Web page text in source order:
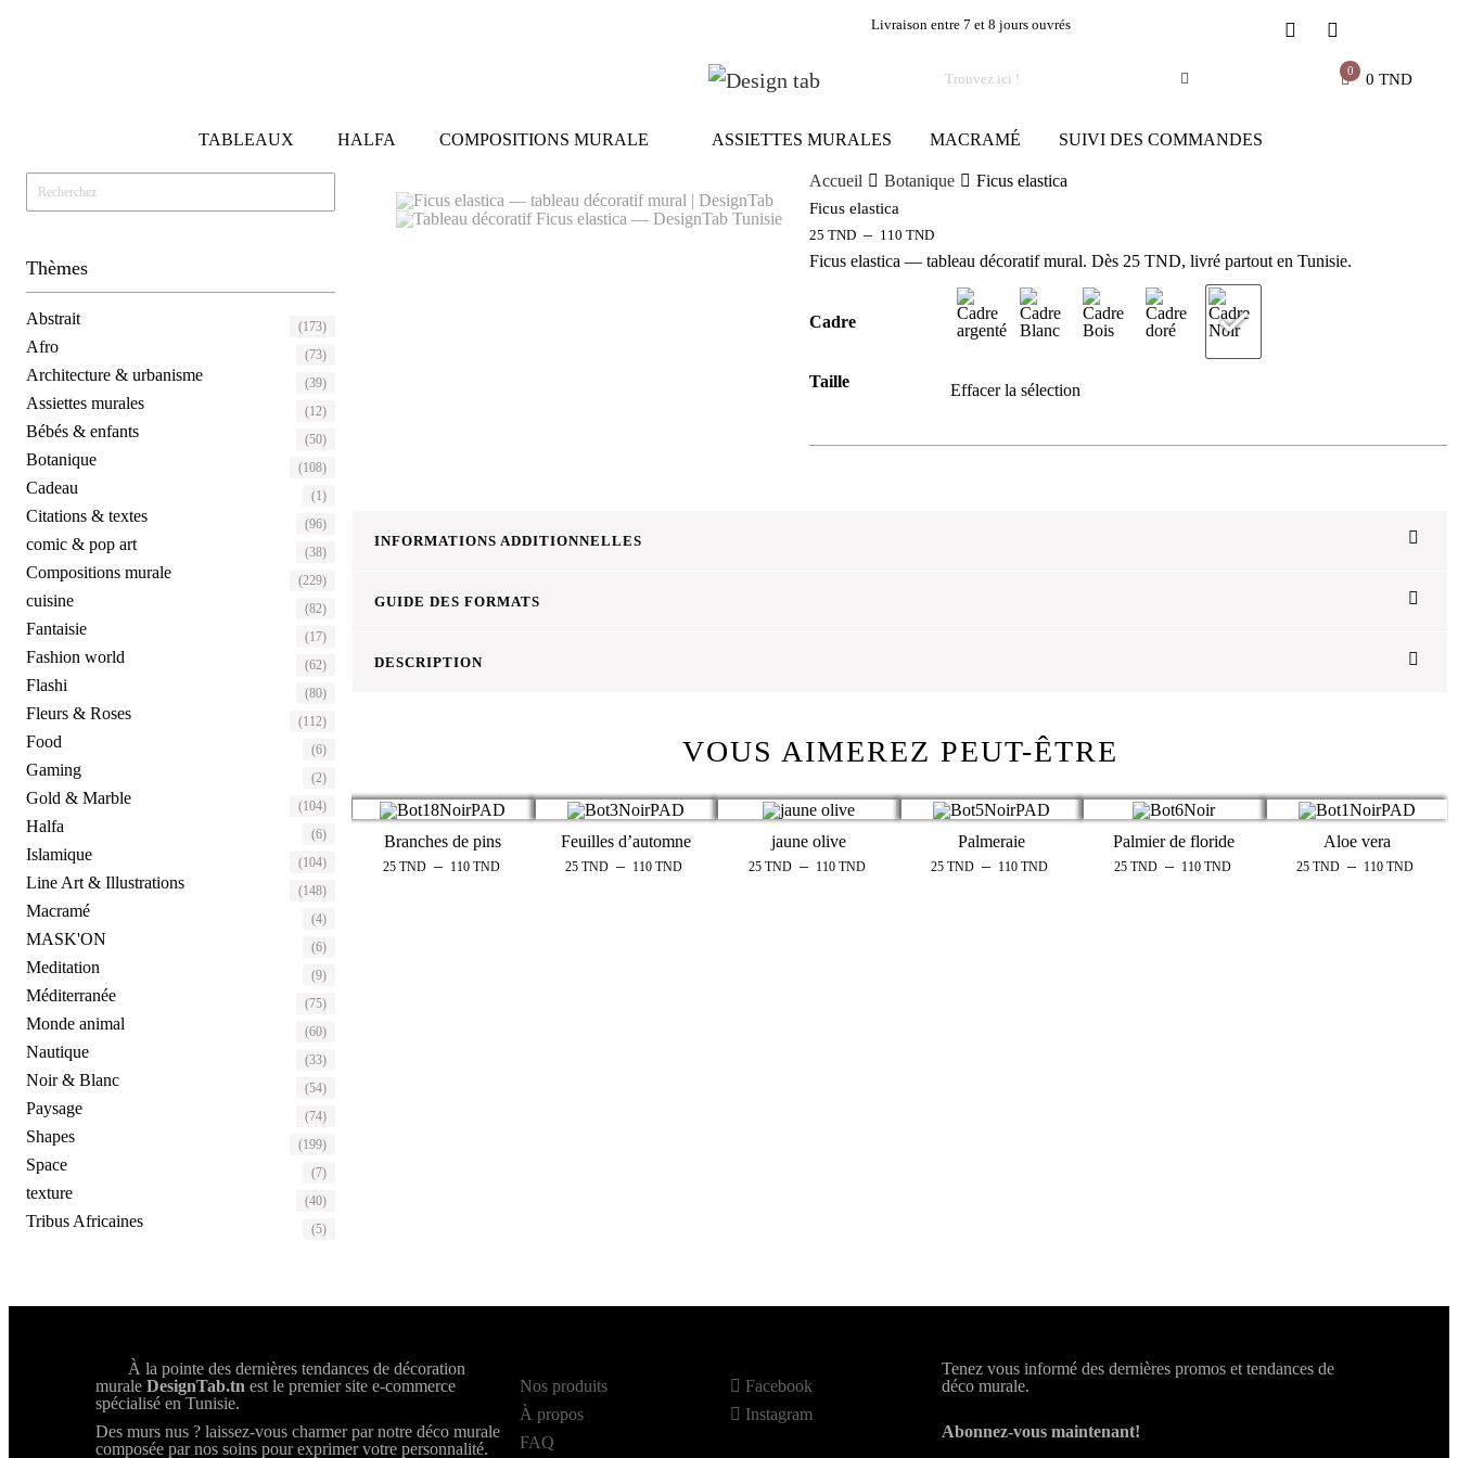
Livraison entre 7 et 8 jours ouvrés
0 0 TND
TABLEAUX HALFA COMPOSITIONS MURALE ASSIETTES MURALES MACRAMÉ SUIVI DES COMMANDES
Accueil Botanique Ficus elastica
Ficus elastica
25TND – 110TND
Ficus elastica — tableau décoratif mural. Dès 25 TND, livré partout en Tunisie.
Cadre
Taille Effacer la sélection
INFORMATIONS ADDITIONNELLES
GUIDE DES FORMATS
DESCRIPTION
VOUS AIMEREZ PEUT-ÊTRE
Branches de pins
25 TND – 110 TND
Feuilles d’automne
25TND – 110TND
jaune olive
25 TND – 110 TND
Palmeraie
25TND – 110TND
Palmier de floride
25 TND – 110 TND
Aloe vera
25TND – 110TND
Thèmes
Abstrait (173)
Afro (73)
Architecture & urbanisme (39)
Assiettes murales (12)
Bébés & enfants (50)
Botanique (108)
Cadeau (1)
Citations & textes (96)
comic & pop art (38)
Compositions murale (229)
cuisine (82)
Fantaisie (17)
Fashion world (62)
Flashi (80)
Fleurs & Roses (112)
Food (6)
Gaming (2)
Gold & Marble (104)
Halfa (6)
Islamique (104)
Line Art & Illustrations (148)
Macramé (4)
MASK'ON (6)
Meditation (9)
Méditerranée (75)
Monde animal (60)
Nautique (33)
Noir & Blanc (54)
Paysage (74)
Shapes (199)
Space (7)
texture (40)
Tribus Africaines (5)
À la pointe des dernières tendances de décoration
murale DesignTab.tn est le premier site e-commerce
spécialisé en Tunisie.
Des murs nus ? laissez-vous charmer par notre déco murale
composée par nos soins pour exprimer votre personnalité.
Nos produits
À propos
FAQ
Facebook
Instagram
Tenez vous informé des dernières promos et tendances de
déco murale.
Abonnez-vous maintenant!